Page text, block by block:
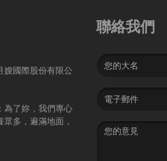
嫂國際股份有限公
為了妳，我們專心
多，遍滿地面，
聯絡我們
Name
Email
address
Message